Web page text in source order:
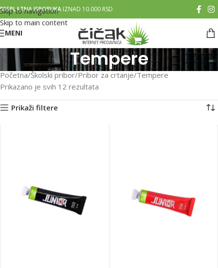
Skip to navigation
Skip to main content
BESPLATNA ISPORUKA IZNAD 10.000 RSD
MENI
Tempere
Početna Školski pribor Pribor za crtanje Tempere
Prikazano je svih 12 rezultata
Prikaži filtere